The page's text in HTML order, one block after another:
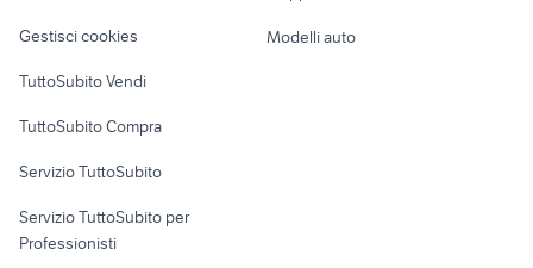
Informatica
Gestisci cookies
TuttoSubito Vendi
TuttoSubito Compra
Servizio TuttoSubito
Servizio TuttoSubito per
Professionisti
Modelli auto